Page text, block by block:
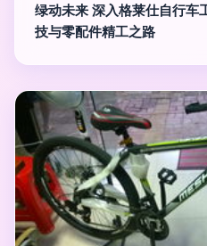
绿动未来 深入格莱仕自行车
技与零配件精工之路